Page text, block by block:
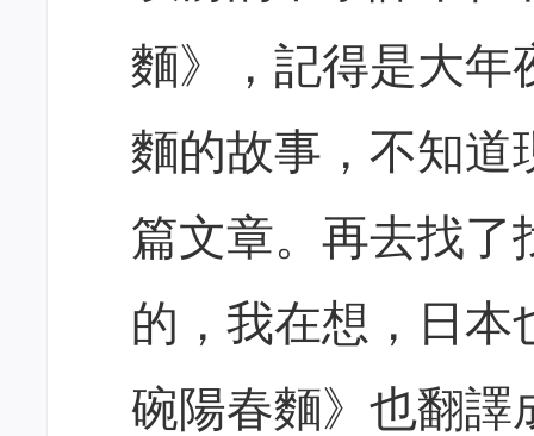
麵》，記得是大年
麵的故事，不知道
篇文章。再去找了
的，我在想，日本
碗陽春麵》也翻譯